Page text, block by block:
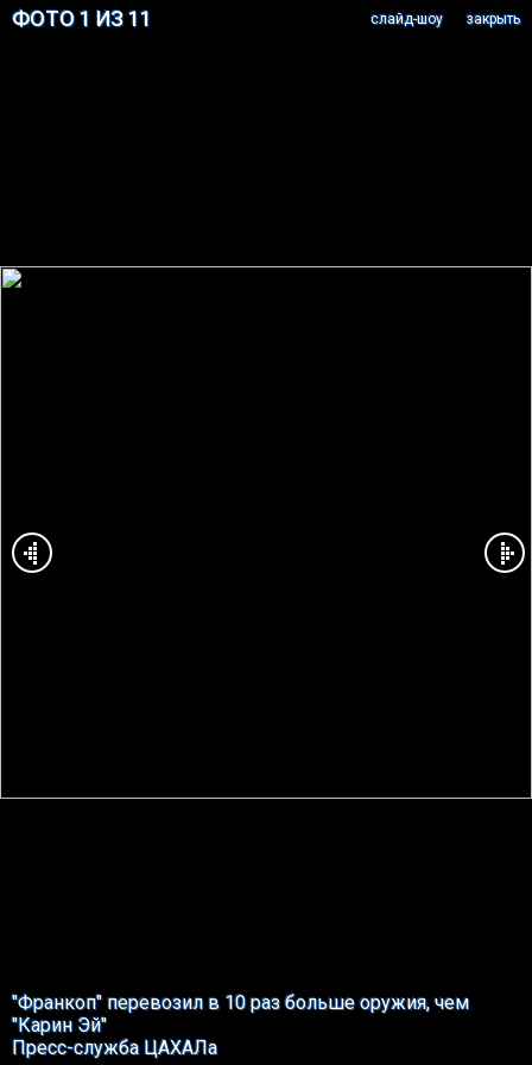
ФОТО 1 ИЗ 11 закрыть
cлайд-шоу
"Франкоп" перевозил в 10 раз больше оружия, чем
"Карин Эй"
Пресс-служба ЦАХАЛа